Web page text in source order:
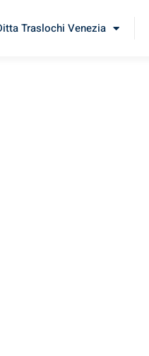
Traslochi Venezia